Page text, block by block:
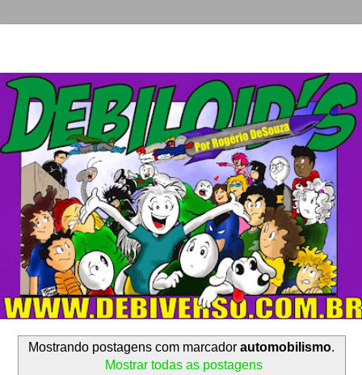
Mostrando postagens com marcador automobilismo.
Mostrar todas as postagens